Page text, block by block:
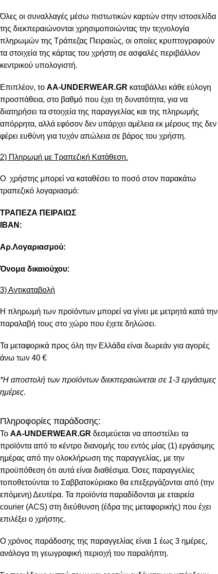
Όλες οι συναλλαγές μέσω πιστωτικών καρτών στην ιστοσελίδα
της διεκπεραιώνονται χρησιμοποιώντας την τεχνολογία
πληρωμών της Τράπεζας Πειραιώς, οι οποίες κρυπτογραφούν
τα στοιχεία της κάρτας του χρήστη σε ασφαλές περιβάλλον
κεντρικού υπολογιστή.
Επιπλέον, το AA-UNDERWEAR.GR καταβάλλει κάθε εύλογη
προσπάθεια, στο βαθμό που έχει τη δυνατότητα, για να
διατηρήσει τα στοιχεία της παραγγελίας και της πληρωμής
απόρρητα, αλλά εφόσον δεν υπάρχει αμέλεια εκ μέρους της δεν
φέρει ευθύνη για τυχόν απώλεια σε βάρος του χρήστη.
2) Πληρωμή με Τραπεζική Κατάθεση.
Ο χρήστης μπορεί να καταθέσει το ποσό στον παρακάτω
τραπεζικό λογαριασμό:
ΤΡΑΠΕΖΑ ΠΕΙΡΑΙΩΣ
IBAN:
Αρ.Λογαριασμού:
Όνομα δικαιούχου:
3) Αντικαταβολή
Η πληρωμή των προϊόντων μπορεί να γίνει με μετρητά κατά την
παραλαβή τους στο χώρο που έχετε δηλώσει.
Τα μεταφορικά προς όλη την Ελλάδα είναι δωρεάν για αγορές
άνω των 40 €
*Η αποστολή των προϊόντων διεκπεραιώνεται σε 1-3 εργάσιμες
ημέρες.
Πληροφορίες παράδοσης:
To AA-UNDERWEAR.GR δεσμεύεται να αποστείλει τα
προϊόντα από το κέντρο διανομής του εντός μίας (1) εργάσιμης
ημέρας από την ολοκλήρωση της παραγγελίας, με την
προϋπόθεση ότι αυτά είναι διαθέσιμα. Όσες παραγγελίες
τοποθετούνται το Σαββατοκύριακο θα επεξεργάζονται από (την
επόμενη) Δευτέρα. Τα προϊόντα παραδίδονται με εταιρεία
courier (ACS) στη διεύθυνση (έδρα της μεταφορικής) που έχει
επιλέξει ο χρήστης.
Ο χρόνος παράδοσης της παραγγελίας είναι 1 έως 3 ημέρες,
ανάλογα τη γεωγραφική περιοχή του παραλήπτη.